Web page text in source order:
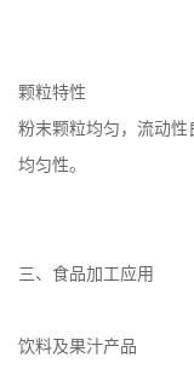
颗粒特性
粉末颗粒均匀，流动
均匀性。
三、食品加工应用
饮料及果汁产品